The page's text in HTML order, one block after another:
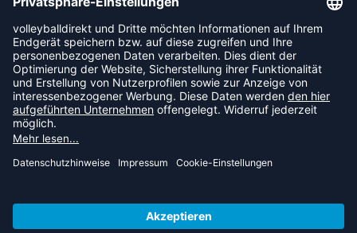
ABONNIERE JETZT DEN KOSTENLOSEN
VOLLEYBALLDIREKT-NEWSLETTER UND VERPASSE KEINE
NEUIGKEIT ODER AKTION MEHR.
JETZT ANMELDEN